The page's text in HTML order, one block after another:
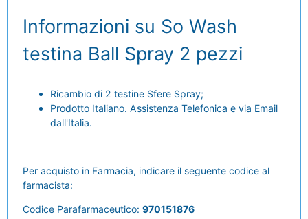
Informazioni su So Wash
testina Ball Spray 2 pezzi
Ricambio di 2 testine Sfere Spray;
Prodotto Italiano. Assistenza Telefonica e via Email
dall'Italia.
Per acquisto in Farmacia, indicare il seguente codice al
farmacista:
Codice Parafarmaceutico: 970151876